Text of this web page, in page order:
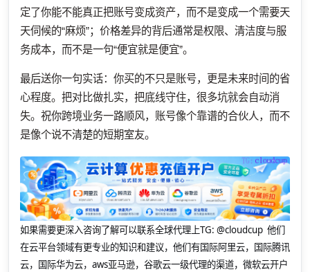
定了你能不能真正把账号变成资产，而不是变成一个需要天
天伺候的“麻烦”；价格差异的背后通常是权限、清洁度与服
务成本，而不是一句“便宜就是便宜”。
最后送你一句实话：你买的不只是账号，更是未来时间的省
心程度。把对比做扎实，把底线守住，很多坑就会自动消
失。祝你跨境业务一路顺风，账号像个靠谱的合伙人，而不
是像个说不清楚的短期室友。
如果需要更深入咨询了解可以联系全球代理上TG: @cloudcup 他们
在云平台领域有更专业的知识和建议，他们有国际阿里云，国际腾讯
云，国际华为云，aws亚马逊，谷歌云一级代理的渠道，微软云开户